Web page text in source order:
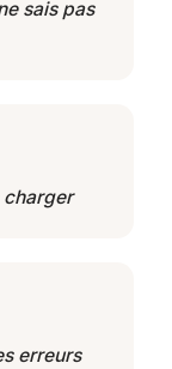
sais pas
charger
erreurs